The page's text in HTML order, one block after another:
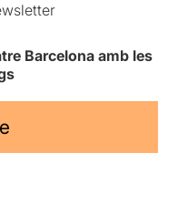
Barcelona amb les